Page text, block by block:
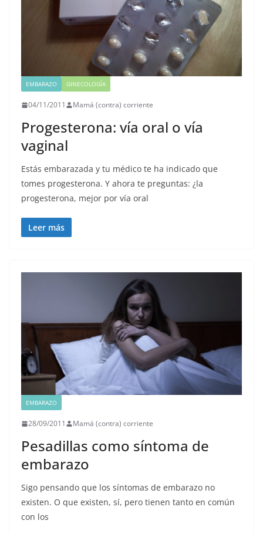
EMBARAZO GINECOLOGÍA
04/11/2011 Mamá (contra) corriente
Progesterona: vía oral o vía
vaginal
Estás embarazada y tu médico te ha indicado que
tomes progesterona. Y ahora te preguntas: ¿la
progesterona, mejor por vía oral
Leer más
EMBARAZO
28/09/2011 Mamá (contra) corriente
Pesadillas como síntoma de
embarazo
Sigo pensando que los síntomas de embarazo no
existen. O que existen, sí, pero tienen tanto en común
con los